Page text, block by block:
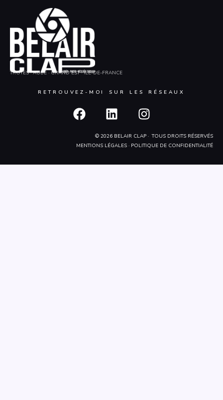
TROYES · AUBE · GRAND EST · ÎLE-DE-FRANCE
RETROUVEZ-MOI SUR LES RÉSEAUX
F
a
e
o
L
i
n
k
d
I
n
s
t
g
© 2026 BELAIR CLAP · TOUS DROITS RÉSERVÉS
MENTIONS LÉGALES · POLITIQUE DE CONFIDENTIALITÉ